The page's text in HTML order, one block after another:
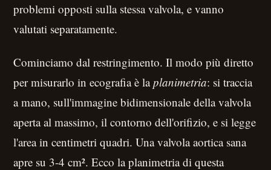
problemi opposti sulla stessa valvola, e vanno
valutati separatamente.
Cominciamo dal restringimento. Il modo più diretto
per misurarlo in ecografia è laplanimetria: si traccia
a mano, sull'immagine bidimensionale della valvola
aperta al massimo, il contorno dell'orifizio, e si legge
l'area in centimetri quadri. Una valvola aortica sana
apre su 3-4 cm². Ecco la planimetria di questa